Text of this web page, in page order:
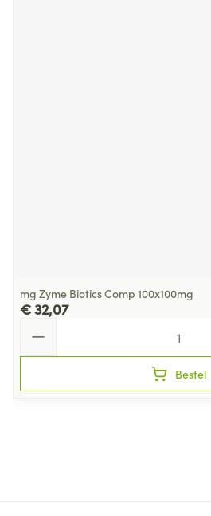
mg Zyme Biotics Comp 100x100mg
€ 32,07
Bestel